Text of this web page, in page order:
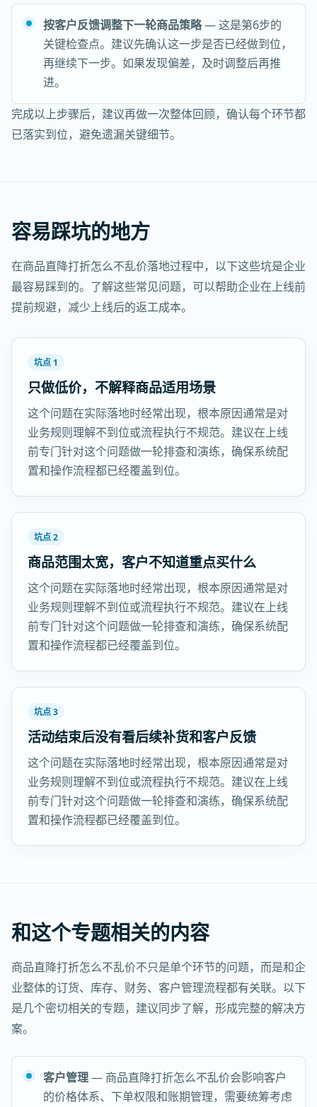
按客户反馈调整下一轮商品策略— 这是第6步的
关键检查点。建议先确认这一步是否已经做到位，
再继续下一步。如果发现偏差，及时调整后再推
进。
完成以上步骤后，建议再做一次整体回顾，确认每个环节都
已落实到位，避免遗漏关键细节。
容易踩坑的地方
在商品直降打折怎么不乱价落地过程中，以下这些坑是企业
最容易踩到的。了解这些常见问题，可以帮助企业在上线前
提前规避，减少上线后的返工成本。
坑点 1
只做低价，不解释商品适用场景
这个问题在实际落地时经常出现，根本原因通常是对
业务规则理解不到位或流程执行不规范。建议在上线
前专门针对这个问题做一轮排查和演练，确保系统配
置和操作流程都已经覆盖到位。
坑点 2
商品范围太宽，客户不知道重点买什么
这个问题在实际落地时经常出现，根本原因通常是对
业务规则理解不到位或流程执行不规范。建议在上线
前专门针对这个问题做一轮排查和演练，确保系统配
置和操作流程都已经覆盖到位。
坑点 3
活动结束后没有看后续补货和客户反馈
这个问题在实际落地时经常出现，根本原因通常是对
业务规则理解不到位或流程执行不规范。建议在上线
前专门针对这个问题做一轮排查和演练，确保系统配
置和操作流程都已经覆盖到位。
和这个专题相关的内容
商品直降打折怎么不乱价不只是单个环节的问题，而是和企
业整体的订货、库存、财务、客户管理流程都有关联。以下
是几个密切相关的专题，建议同步了解，形成完整的解决方
案。
客户管理— 商品直降打折怎么不乱价会影响客户
的价格体系、下单权限和账期管理，需要统筹考虑